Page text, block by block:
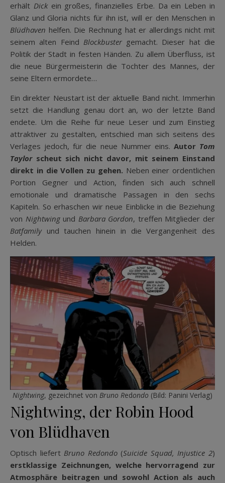
erhält Dickein großes, finanzielles Erbe. Da ein Leben in
Glanz und Gloria nichts für ihn ist, will er den Menschen in
Blüdhaven helfen. Die Rechnung hat er allerdings nicht mit
seinem alten Feind Blockbustergemacht. Dieser hat die
Politik der Stadt in festen Händen. Zu allem Überfluss, ist
die neue Bürgermeisterin die Tochter des Mannes, der
seine Eltern ermordete…
Ein direkter Neustart ist der aktuelle Band nicht. Immerhin
setzt die Handlung genau dort an, wo der letzte Band
endete. Um die Reihe für neue Leser und zum Einstieg
attraktiver zu gestalten, entschied man sich seitens des
Verlages jedoch, für die neue Nummer eins. Autor Tom
Taylorscheut sich nicht davor, mit seinem Einstand
direkt in die Vollen zu gehen. Neben einer ordentlichen
Portion Gegner und Action, finden sich auch schnell
emotionale und dramatische Passagen in den sechs
Kapiteln. So erhaschen wir neue Einblicke in die Beziehung
von Nightwing und Barbara Gordon, treffen Mitglieder der
Batfamily und tauchen hinein in die Vergangenheit des
Helden.
Nightwing, gezeichnet von Bruno Redondo (Bild: Panini Verlag)
Nightwing, der Robin Hood
von Blüdhaven
Optisch liefertBruno Redondo(Suicide Squad, Injustice 2)
erstklassige Zeichnungen, welche hervorragend zur
Atmosphäre beitragen und sowohl Action als auch